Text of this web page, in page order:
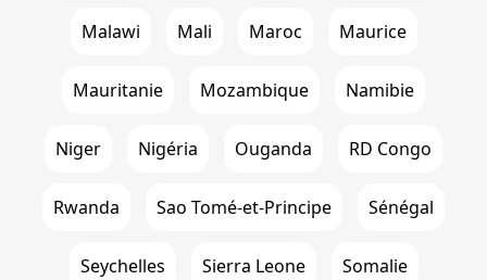
Malawi Mali Maroc Maurice
Mauritanie Mozambique Namibie
Niger Nigéria Ouganda RD Congo
Rwanda Sao Tomé-et-Principe Sénégal
Seychelles Sierra Leone Somalie